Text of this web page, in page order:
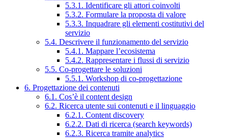
5.3.1. Identificare gli attori coinvolti
5.3.2. Formulare la proposta di valore
5.3.3. Inquadrare gli elementi costitutivi del
servizio
5.4. Descrivere il funzionamento del servizio
5.4.1. Mappare l’ecosistema
5.4.2. Rappresentare i flussi di servizio
5.5. Co-progettare le soluzioni
5.5.1. Workshop di co-progettazione
6. Progettazione dei contenuti
6.1. Cos’è il content design
6.2. Ricerca utente sui contenuti e il linguaggio
6.2.1. Content discovery
6.2.2. Dati di ricerca (search keywords)
6.2.3. Ricerca tramite analytics